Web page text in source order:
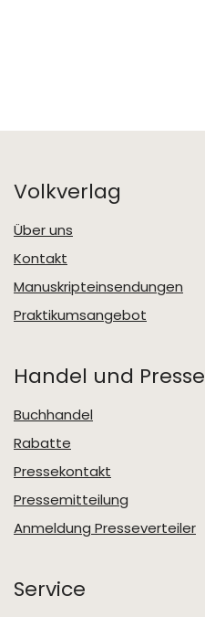
Volkverlag
Über uns
Kontakt
Manuskripteinsendungen
Praktikumsangebot
Handel und Presse
Buchhandel
Rabatte
Pressekontakt
Pressemitteilung
Anmeldung Presseverteiler
Service